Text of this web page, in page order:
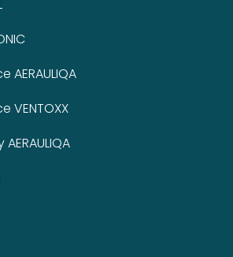
AERAULIQA
VENTOXX